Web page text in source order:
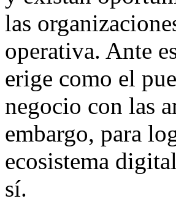
las
operativa. Ante
erige como el
negocio con las
embargo, para
ecosistema
sí.